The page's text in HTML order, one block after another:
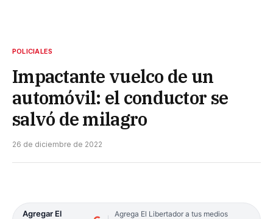
POLICIALES
Impactante vuelco de un
automóvil: el conductor se
salvó de milagro
26 de diciembre de 2022
Agregar El
Agrega El Libertador a tus medios